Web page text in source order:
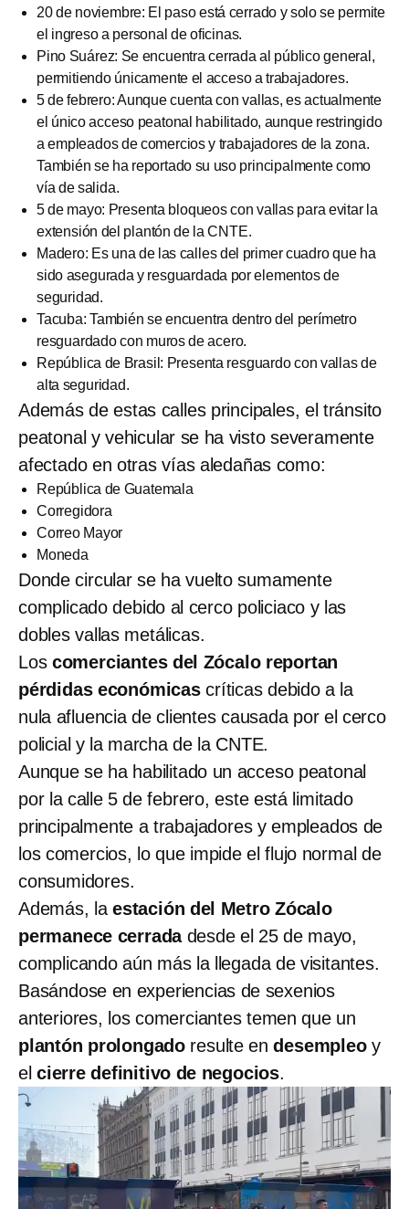
20 de noviembre: El paso está cerrado y solo se permite
el ingreso a personal de oficinas.
Pino Suárez: Se encuentra cerrada al público general,
permitiendo únicamente el acceso a trabajadores.
5 de febrero: Aunque cuenta con vallas, es actualmente
el único acceso peatonal habilitado, aunque restringido
a empleados de comercios y trabajadores de la zona.
También se ha reportado su uso principalmente como
vía de salida.
5 de mayo: Presenta bloqueos con vallas para evitar la
extensión del plantón de la CNTE.
Madero: Es una de las calles del primer cuadro que ha
sido asegurada y resguardada por elementos de
seguridad.
Tacuba: También se encuentra dentro del perímetro
resguardado con muros de acero.
República de Brasil: Presenta resguardo con vallas de
alta seguridad.
Además de estas calles principales, el tránsito
peatonal y vehicular se ha visto severamente
afectado en otras vías aledañas como:
República de Guatemala
Corregidora
Correo Mayor
Moneda
Donde circular se ha vuelto sumamente
complicado debido al cerco policiaco y las
dobles vallas metálicas.
Los comerciantes del Zócalo reportan
pérdidas económicascríticas debido a la
nula afluencia de clientes causada por el cerco
policial y la marcha de la CNTE.
Aunque se ha habilitado un acceso peatonal
por la calle 5 de febrero, este está limitado
principalmente a trabajadores y empleados de
los comercios, lo que impide el flujo normal de
consumidores.
Además, la estación del Metro Zócalo
permanece cerradadesde el 25 de mayo,
complicando aún más la llegada de visitantes.
Basándose en experiencias de sexenios
anteriores, los comerciantes temen que un
plantón prolongado resulte endesempleoy
el cierre definitivo de negocios.